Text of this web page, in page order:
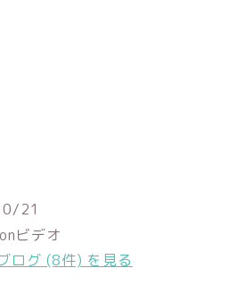
21
ビデオ
ログ (8件) を見る